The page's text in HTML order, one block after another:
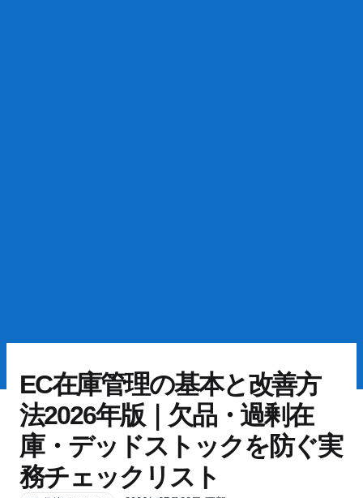
EC在庫管理の基本と改善方
法2026年版｜欠品・過剰在
庫・デッドストックを防ぐ実
務チェックリスト